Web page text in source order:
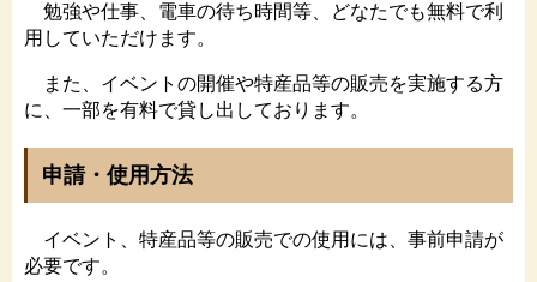
勉強や仕事、電車の待ち時間等、どなたでも無料で利
用していただけます。
また、イベントの開催や特産品等の販売を実施する方
に、一部を有料で貸し出しております。
申請・使用方法
イベント、特産品等の販売での使用には、事前申請が
必要です。